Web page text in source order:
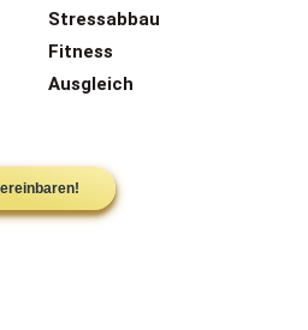
Stressabbau
Fitness
Ausgleich